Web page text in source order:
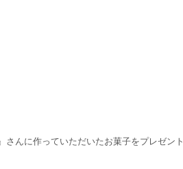
んに作っていただいたお菓子をプレゼント